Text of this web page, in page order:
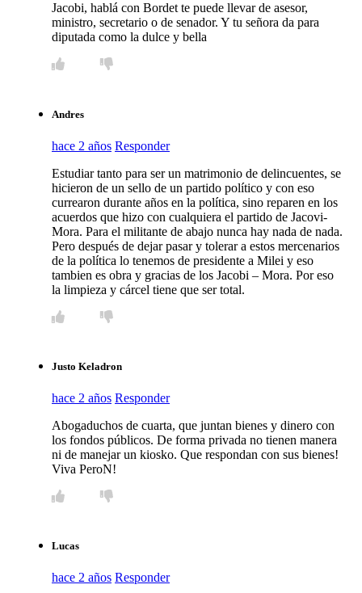
Jacobi, hablá con Bordet te puede llevar de asesor,
ministro, secretario o de senador. Y tu señora da para
diputada como la dulce y bella
Andres
hace 2 años Responder
Estudiar tanto para ser un matrimonio de delincuentes, se
hicieron de un sello de un partido político y con eso
currearon durante años en la política, sino reparen en los
acuerdos que hizo con cualquiera el partido de Jacovi-
Mora. Para el militante de abajo nunca hay nada de nada.
Pero después de dejar pasar y tolerar a estos mercenarios
de la política lo tenemos de presidente a Milei y eso
tambien es obra y gracias de los Jacobi – Mora. Por eso
la limpieza y cárcel tiene que ser total.
Justo Keladron
hace 2 años Responder
Abogaduchos de cuarta, que juntan bienes y dinero con
los fondos públicos. De forma privada no tienen manera
ni de manejar un kiosko. Que respondan con sus bienes!
Viva PeroN!
Lucas
hace 2 años Responder